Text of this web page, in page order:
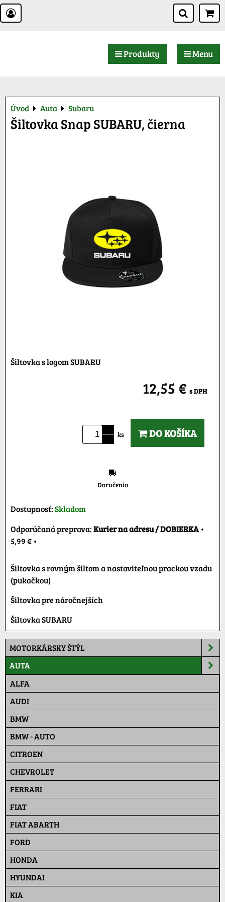
Produkty Menu
Úvod Auta Subaru
Šiltovka Snap SUBARU, čierna
Šiltovka s logom SUBARU
12,55 € s DPH
ks DO KOŠÍKA
Doručenia
Dostupnosť:Skladom
Kurier na adresu / DOBIERKA•
5,99 € •
Šiltovka s rovným šiltom a nastaviteľnou prackou vzadu
(pukačkou)
Šiltovka pre náročnejších
Šiltovka SUBARU
MOTORKÁRSKY ŠTÝL
AUTA
ALFA
AUDI
BMW
BMW - AUTO
CITROEN
CHEVROLET
FERRARI
FIAT
FIAT ABARTH
FORD
HONDA
HYUNDAI
KIA